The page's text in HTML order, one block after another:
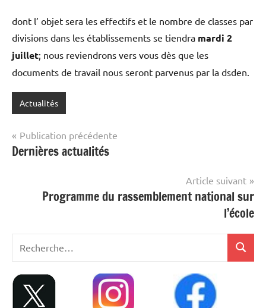
dont l’ objet sera les effectifs et le nombre de classes par
divisions dans les établissements se tiendra mardi 2
juillet; nous reviendrons vers vous dès que les
documents de travail nous seront parvenus par la dsden.
Actualités
Navigation
de
Publication précédente
Dernières actualités
Article suivant
Programme du rassemblement national sur
l’école